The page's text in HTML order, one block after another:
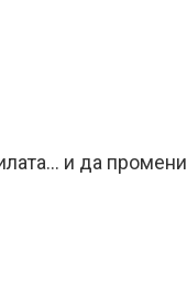
и да промени